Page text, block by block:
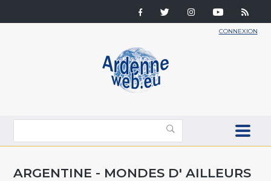
CONNEXION
ARGENTINE - MONDES D' AILLEURS